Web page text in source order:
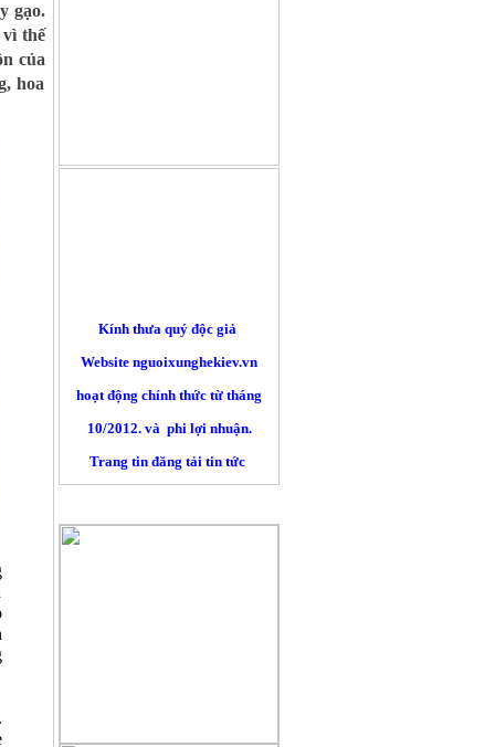
gạo.
vì thế
của
hoa
Website nguoixunghekiev.vn
hoạt động chính thức từ tháng
10/2012. và phi lợi nhuận.
Trang tin đăng tải tin tức
của cộng đồng người Việt tại
Kiev
và toàn Ucraina, đồng thời lấy